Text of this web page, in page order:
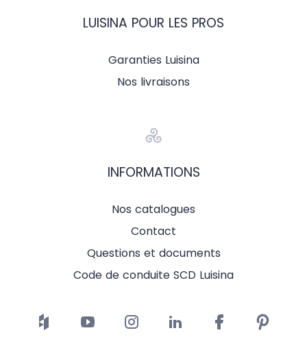
LUISINA POUR LES PROS
Garanties Luisina
Nos livraisons
INFORMATIONS
Nos catalogues
Contact
Questions et documents
Code de conduite SCD Luisina